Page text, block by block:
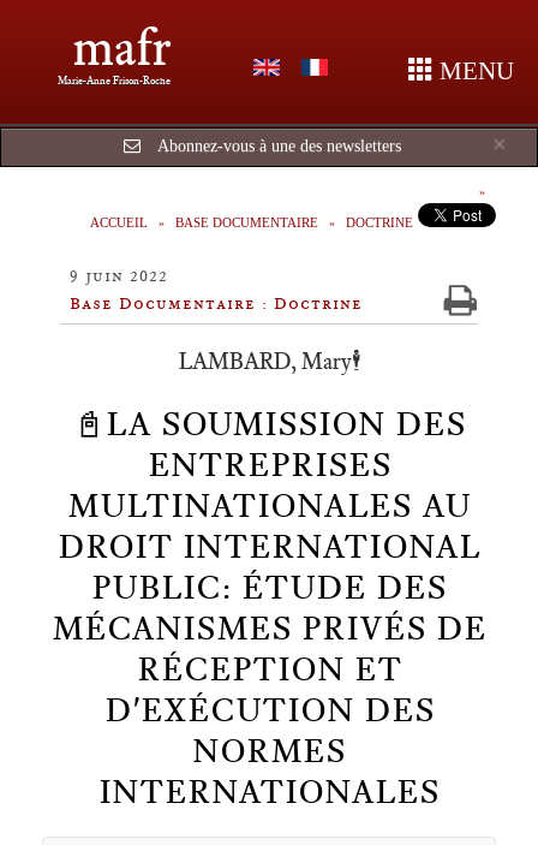
mafr
Marie-Anne Frison-Roche MENU
×
Abonnez-vous à une des newsletters
ACCUEIL BASE DOCUMENTAIRE DOCTRINE
9 juin 2022
Base Documentaire : Doctrine
LAMBARD, Mary🕴️
📓LA SOUMISSION DES
ENTREPRISES
MULTINATIONALES AU
DROIT INTERNATIONAL
PUBLIC: ÉTUDE DES
MÉCANISMES PRIVÉS DE
RÉCEPTION ET
D'EXÉCUTION DES
NORMES
INTERNATIONALES